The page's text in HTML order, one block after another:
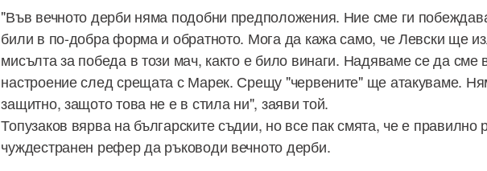
"Във вечното дерби няма подобни предположения. Ние сме ги
били в по-добра форма и обратното. Мога да кажа само, че Левски ще
мисълта за победа в този мач, както е било винаги. Надяваме се да сме
настроение след срещата с Марек. Срещу "червените" ще атакуваме.
защитно, защото това не е в стила ни", заяви той.
Топузаков вярва на българските съдии, но все пак смята, че е правилно
чуждестранен рефер да ръководи вечното дерби.